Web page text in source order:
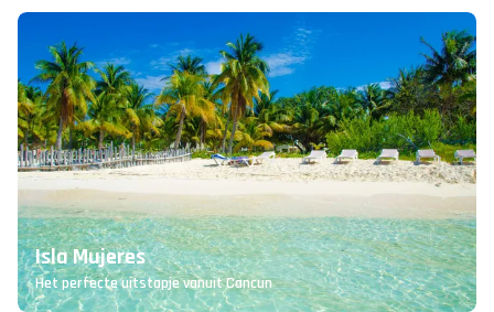
Isla Mujeres
Het perfecte uitstapje vanuit Cancun